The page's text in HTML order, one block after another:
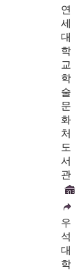
연
세
대
학
교
학
술
문
화
처
도
서
관
우
석
대
학